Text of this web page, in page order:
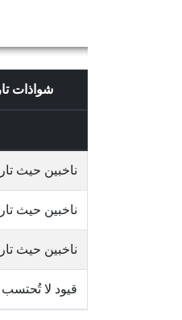
شواذات
ناخبين حيث
ناخبين حيث
ناخبين حيث
قيود لا